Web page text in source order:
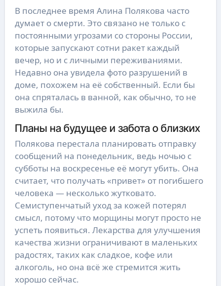
В последнее время Алина Полякова часто
думает о смерти. Это связано не только с
постоянными угрозами со стороны России,
которые запускают сотни ракет каждый
вечер, но и с личными переживаниями.
Недавно она увидела фото разрушений в
доме, похожем на её собственный. Если бы
она спряталась в ванной, как обычно, то не
выжила бы.
Планы на будущее и забота о близких
Полякова перестала планировать отправку
сообщений на понедельник, ведь ночью с
субботы на воскресенье её могут убить. Она
считает, что получать «привет» от погибшего
человека — несколько жутковато.
Семиступенчатый уход за кожей потерял
смысл, потому что морщины могут просто не
успеть появиться. Лекарства для улучшения
качества жизни ограничивают в маленьких
радостях, таких как сладкое, кофе или
алкоголь, но она всё же стремится жить
хорошо сейчас.